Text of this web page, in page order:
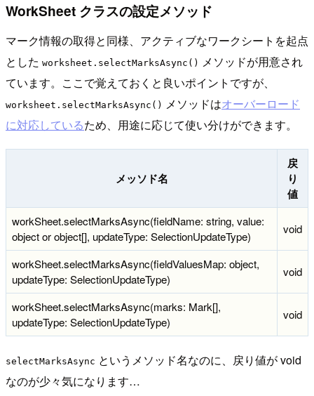
WorkSheet クラスの設定メソッド
マーク情報の取得と同様、アクティブなワークシートを起点
とした worksheet.selectMarksAsync() メソッドが用意され
ています。ここで覚えておくと良いポイントですが、
worksheet.selectMarksAsync() メソッドはオーバーロード
に対応しているため、用途に応じて使い分けができます。
メッソド名
戻
り
値
workSheet.selectMarksAsync(fieldName: string, value:
object or object[], updateType: SelectionUpdateType)
void
workSheet.selectMarksAsync(fieldValuesMap: object,
updateType: SelectionUpdateType)
void
workSheet.selectMarksAsync(marks: Mark[],
updateType: SelectionUpdateType)
void
selectMarksAsync というメソッド名なのに、戻り値が void
なのが少々気になります…